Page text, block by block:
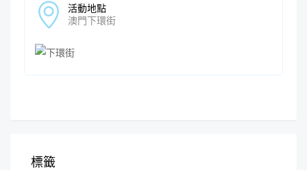
活動地點
澳門下環街
標籤